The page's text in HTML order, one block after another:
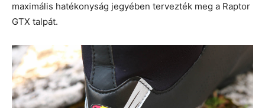
maximális hatékonyság jegyében tervezték meg a Raptor
GTX talpát.